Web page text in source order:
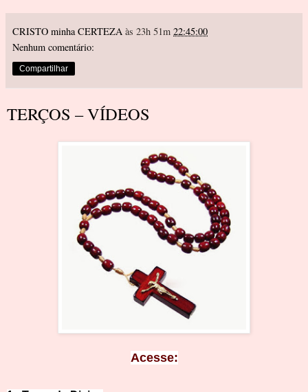
CRISTO minha CERTEZA às 23h 51m 22:45:00
Nenhum comentário:
Compartilhar
TERÇOS – VÍDEOS
Acesse: